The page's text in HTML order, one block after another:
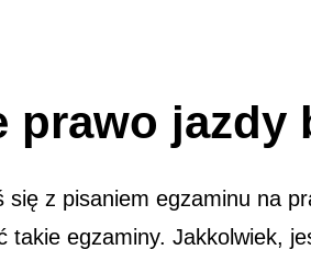
prawo jazdy
się z pisaniem egzaminu na
takie egzaminy. Jakkolwiek,